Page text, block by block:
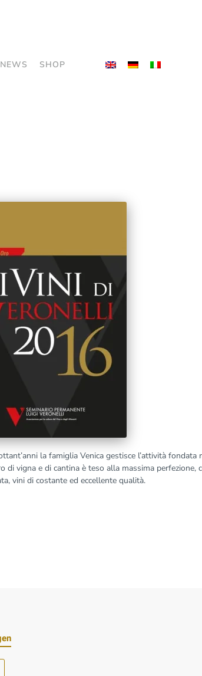
NEWS SHOP
la famiglia Venica gestisce l’attività
di vigna e di cantina è teso alla massima perfezione,
vini di costante ed eccellente qualità.